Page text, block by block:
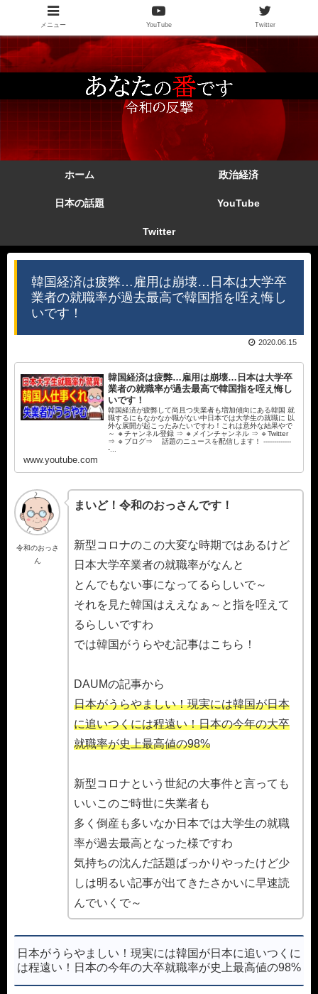
ホーム 政治経済
日本の話題 YouTube
Twitter
韓国経済は疲弊…雇用は崩壊…日本は大学卒
業者の就職率が過去最高で韓国指を咥え悔し
いです！
2020.06.15
韓国経済は疲弊…雇用は崩壊…日本は大学卒
業者の就職率が過去最高で韓国指を咥え悔し
いです！
韓国経済が疲弊して尚且つ失業者も増加傾向にある韓国 就
職するにもなかなか職がない中日本では大学生の就職に 以
外な展開が起こったみたいですわ！これは意外な結果やで
～ 🔸チャンネル登録 ⇒ 🔸メインチャンネル ⇒ 🔹Twitter
⇒ 🔹ブログ⇒ 話題のニュースを配信します！ -------------
-...
www.youtube.com
令和のおっさ
ん
まいど！令和のおっさんです！
新型コロナのこの大変な時期ではあるけど
日本大学卒業者の就職率がなんと
とんでもない事になってるらしいで～
それを見た韓国はええなぁ～と指を咥えて
るらしいですわ
では韓国がうらやむ記事はこちら！
DAUMの記事から
日本がうらやましい！現実には韓国が日本
に追いつくには程遠い！日本の今年の大卒
就職率が史上最高値の98%
新型コロナという世紀の大事件と言っても
いいこのご時世に失業者も
多く倒産も多いなか日本では大学生の就職
率が過去最高となった様ですわ
気持ちの沈んだ話題ばっかりやったけど少
しは明るい記事が出てきたさかいに早速読
んでいくで～
日本がうらやましい！現実には韓国が日本に追いつくに
は程遠い！日本の今年の大卒就職率が史上最高値の98%
メニュー YouTube Twitter